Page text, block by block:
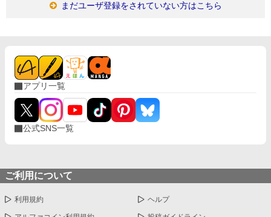
まだユーザ登録をされていない方はこちら
アプリ一覧
公式SNS一覧
ご利用について
利用規約 ヘルプ